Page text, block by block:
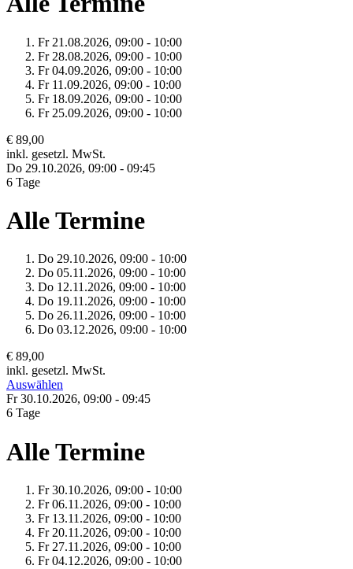
Fr 21.08.2026, 09:00 - 10:00
Fr 28.08.2026, 09:00 - 10:00
Fr 04.09.2026, 09:00 - 10:00
Fr 11.09.2026, 09:00 - 10:00
Fr 18.09.2026, 09:00 - 10:00
Fr 25.09.2026, 09:00 - 10:00
€ 89,00
inkl. gesetzl. MwSt.
Do 29.10.2026, 09:00 - 09:45
6 Tage
Alle Termine
Do 29.10.2026, 09:00 - 10:00
Do 05.11.2026, 09:00 - 10:00
Do 12.11.2026, 09:00 - 10:00
Do 19.11.2026, 09:00 - 10:00
Do 26.11.2026, 09:00 - 10:00
Do 03.12.2026, 09:00 - 10:00
€ 89,00
inkl. gesetzl. MwSt.
Auswählen
Fr 30.10.2026, 09:00 - 09:45
6 Tage
Alle Termine
Fr 30.10.2026, 09:00 - 10:00
Fr 06.11.2026, 09:00 - 10:00
Fr 13.11.2026, 09:00 - 10:00
Fr 20.11.2026, 09:00 - 10:00
Fr 27.11.2026, 09:00 - 10:00
Fr 04.12.2026, 09:00 - 10:00